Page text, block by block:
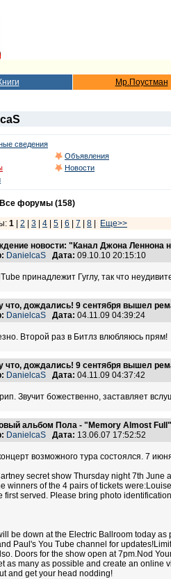
Мр.Поустман
сведения
Объявления
Новости
форумы (158)
1 | 2 | 3 | 4 | 5 | 6 | 7 | 8 | Еще>>
новости: "Канал Джона Леннона
DanielcaS Дата: 09.10.10 20:15:10
принадлежит Гуглу, так что
что, дождались! 9 сентября вышел
DanielcaS Дата: 04.11.09 04:39:24
Второй раз в Битлз влюбляюсь прям!
что, дождались! 9 сентября вышел
DanielcaS Дата: 04.11.09 04:37:42
Звучит божественно, заставляет
альбом Пола - "Memory Almost
DanielcaS Дата: 13.06.07 17:52:52
возможного тура состоялся. 7
secret show Thursday night 7th June
winners of the 4 pairs of tickets
first served. Please bring photo
be down at the Electric Ballroom today
Paul's You Tube channel for
Doors for the show open at 7pm.Nod
as many as possible and create an online
and get your head nodding!